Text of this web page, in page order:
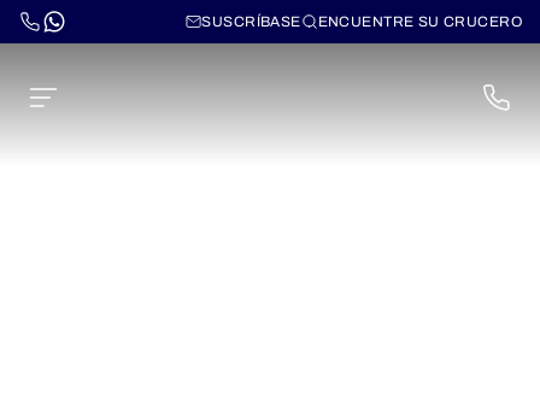
SUSCRÍBASE ENCUENTRE SU CRUCERO
Cruceros por Venecia, el
Canal Blanco y el Po